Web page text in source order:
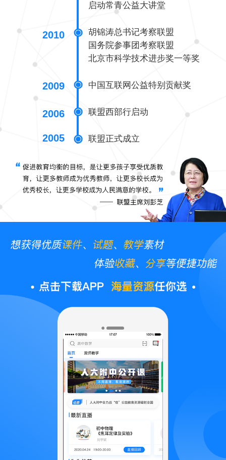
2010
2009
2006
2005
启动常青公益大讲堂
胡锦涛总书记考察联盟
国务院参事团考察联盟
北京市科学技术进步奖一等奖
中国互联网公益特别贡献奖
联盟西部行启动
联盟正式成立